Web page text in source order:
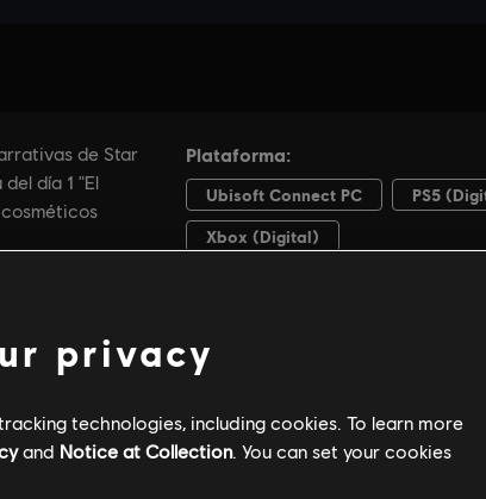
privacy
technologies, including cookies. To learn more
and Notice at Collection. You can set your cookies